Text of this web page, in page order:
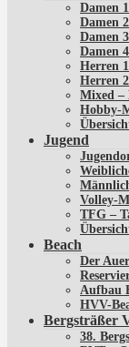
Damen
Damen
Damen
Damen
Herren
Herren
Mixed –
Hobby-
Jugend
Volley-
TFG –
Beach
Der
Aufbau
HVV-
Bergsträßer
38.